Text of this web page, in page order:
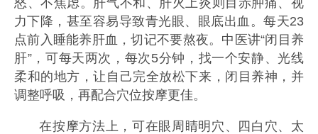
怒、不焦虑。肝气不和、肝火上炎则目赤肿痛、视
力下降，甚至容易导致青光眼、眼底出血。每天23
点前入睡能养肝血，切记不要熬夜。中医讲“闭目养
肝”，可每天两次，每次5分钟，找一个安静、光线
柔和的地方，让自己完全放松下来，闭目养神，并
调整呼吸，再配合穴位按摩更佳。
在按摩方法上，可在眼周睛明穴、四白穴、太